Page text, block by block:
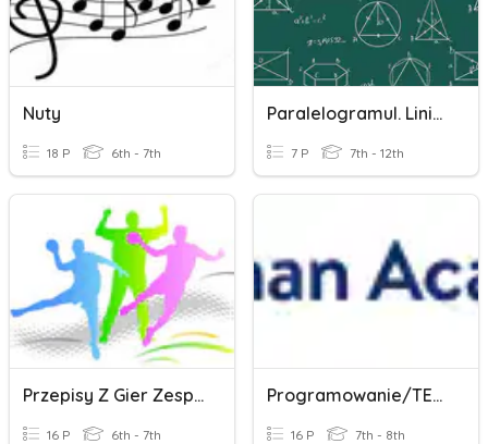
Nuty
18 P 6th - 7th
Paralelogramul. Linia Mijlocie. Centrul De Greutate.
7 P 7th - 12th
Przepisy Z Gier Zespołowych - 6/7
16 P 6th - 7th
Programowanie/TEST
16 P 7th - 8th